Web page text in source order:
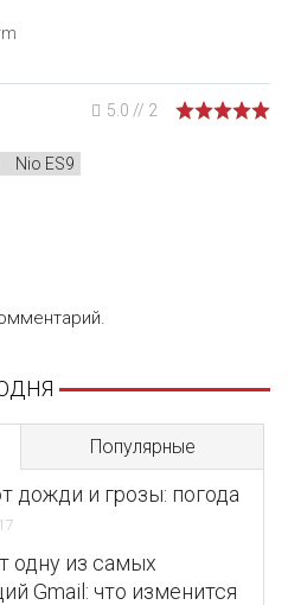
5.0 // 2
Nio ES9
Популярные
дожди и грозы: погода
17
одну из самых
Gmail: что изменится